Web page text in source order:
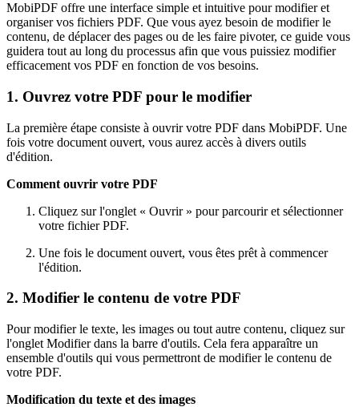
MobiPDF offre une interface simple et intuitive pour modifier et
organiser vos fichiers PDF. Que vous ayez besoin de modifier le
contenu, de déplacer des pages ou de les faire pivoter, ce guide vous
guidera tout au long du processus afin que vous puissiez modifier
efficacement vos PDF en fonction de vos besoins.
1. Ouvrez votre PDF pour le modifier
La première étape consiste à ouvrir votre PDF dans MobiPDF. Une
fois votre document ouvert, vous aurez accès à divers outils
d'édition.
Comment ouvrir votre PDF
Cliquez sur l'onglet « Ouvrir » pour parcourir et sélectionner
votre fichier PDF.
Une fois le document ouvert, vous êtes prêt à commencer
l'édition.
2. Modifier le contenu de votre PDF
Pour modifier le texte, les images ou tout autre contenu, cliquez sur
l'onglet Modifier dans la barre d'outils. Cela fera apparaître un
ensemble d'outils qui vous permettront de modifier le contenu de
votre PDF.
Modification du texte et des images